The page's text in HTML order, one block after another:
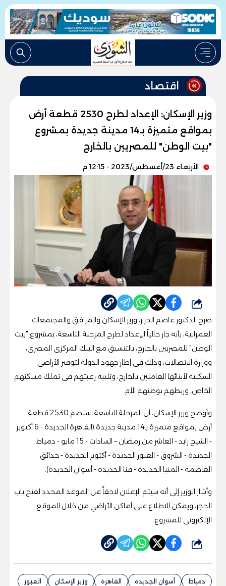
اقتصاد
وزير الإسكان: الإعداد لطرح 2530 قطعة أرض
بمواقع متميزة بـ14 مدينة جديدة بمشروع
"بيت الوطن" للمصريين بالخارج
الأربعاء 23/أغسطس/2023 - 12:15 م
شارك
صرح الدكتور عاصم الجزار، وزير الإسكان والمرافق والمجتمعات
العمرانية، بأنه جار حالياً الإعداد لطرح المرحلة التاسعة، بمشروع "بيت
الوطن" للمصريين بالخارج، بالتنسيق مع البنك المركزى المصرى،
ووزارة الاتصالات، وذلك فى إطار جهود الدولة لتوفير الأراضي
السكنية لأبنائها العاملين بالخارج، وتلبية رغبتهم فى تملك مسكنهم
الخاص، وربطهم بوطنهم الأم.
وأوضح وزير الإسكان، أن المرحلة التاسعة، ستضم 2530 قطعة
أرض بمواقع متميزة بـ14 مدينة جديدة (القاهرة الجديدة - 6 أكتوبر
- الشيخ زايد - العاشر من رمضان – السادات - 15 مايو - دمياط
الجديدة - الشروق - العبور الجديدة - أكتوبر الجديدة - حدائق
العاصمة - المنيا الجديدة - قنا الجديدة - أسوان الجديدة).
وأشار الوزير إلى أنه سيتم الإعلان لاحقاً عن الموعد المحدد لفتح باب
الحجز، ويمكن الاطلاع على أماكن الأراضي من خلال الموقع
الإلكترونى للمشروع.
شارك
دمياط أسوان الجديدة القاهرة وزير الإسكان
العبور